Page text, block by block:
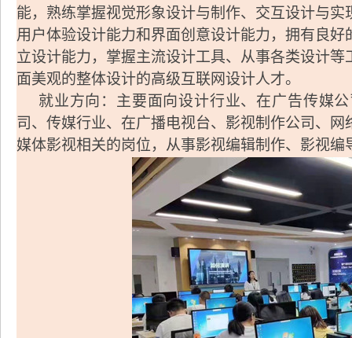
能，熟练掌握视觉形象设计与制作、交互设计与
用户体验设计能力和界面创意设计能力，拥有良
立设计能力，掌握主流设计工具、从事各类设计
面美观的整体设计的高级互联网设计人才。
就业方向 ：主要面向设计行业、在广告传媒
司、传媒行业、在广播电视台、影视制作公司、
媒体影视相关的岗位，从事影视编辑制作、影视